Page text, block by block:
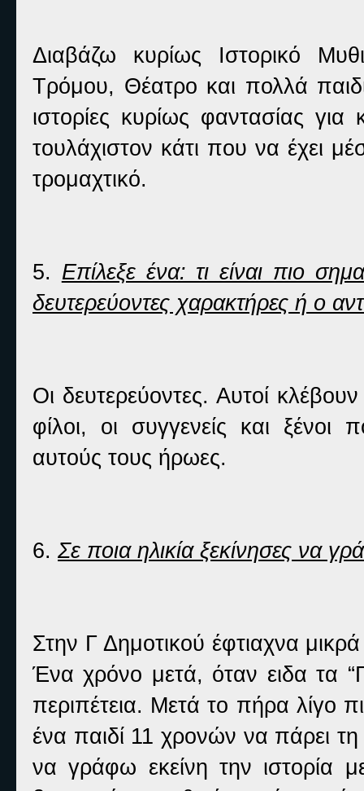
Διαβάζω κυρίως Ιστορικό
Τρόμου, Θέατρο και πολλά
ιστορίες κυρίως φαντασίας
τουλάχιστον κάτι που να έχει
τρομαχτικό.
5. Επίλεξε ένα: τι είναι πιο
δευτερεύοντες χαρακτήρες ή ο
Οι δευτερεύοντες. Αυτοί
φίλοι, οι συγγενείς και
αυτούς τους ήρωες.
6. Σε ποια ηλικία ξεκίνησες να
Στην Γ Δημοτικού έφτιαχνα
Ένα χρόνο μετά, όταν ειδα τα
περιπέτεια. Μετά το πήρα λίγο
ένα παιδί 11 χρονών να πάρει
να γράφω εκείνη την ιστορία